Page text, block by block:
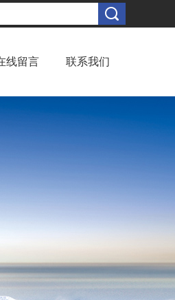
线留言 联系我们